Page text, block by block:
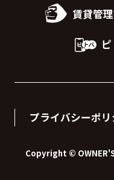
賃貸管
プライバシーポリ
Copyright ©